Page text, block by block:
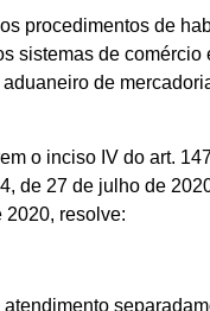
procedimentos de
sistemas de comércio
de
o inciso IV do art.
de 27 de julho de
2020, resolve: